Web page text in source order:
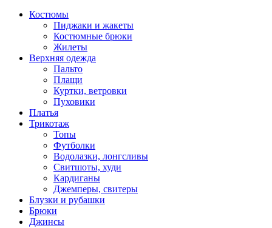
Костюмы
Пиджаки и жакеты
Костюмные брюки
Жилеты
Верхняя одежда
Пальто
Плащи
Куртки, ветровки
Пуховики
Платья
Трикотаж
Топы
Футболки
Водолазки, лонгсливы
Свитшоты, худи
Кардиганы
Джемперы, свитеры
Блузки и рубашки
Брюки
Джинсы